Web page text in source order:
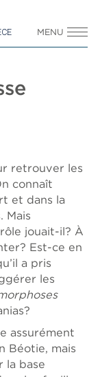
MENU
retrouver les
connaît
et dans la
Mais
jouait-il? À
Est-ce en
a pris
les
assurément
Béotie, mais
la base